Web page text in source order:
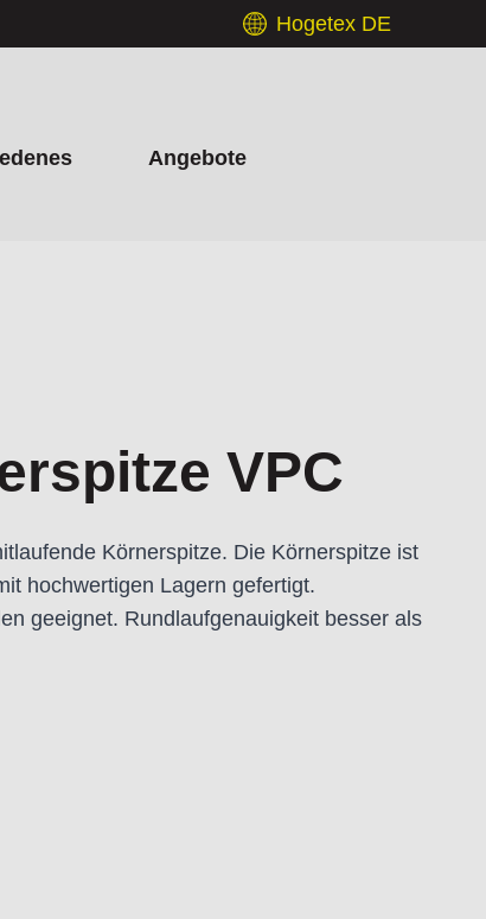
Hogetex DE
Angebote
VPC
Körnerspitze. Die Körnerspitze ist
hochwertigen Lagern gefertigt.
geeignet. Rundlaufgenauigkeit besser als